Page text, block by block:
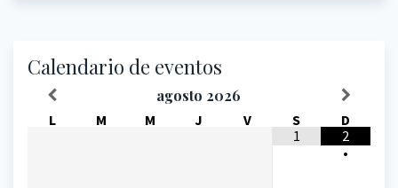
Calendario de eventos
agosto 2026
L M M J V S
D
1
2
•